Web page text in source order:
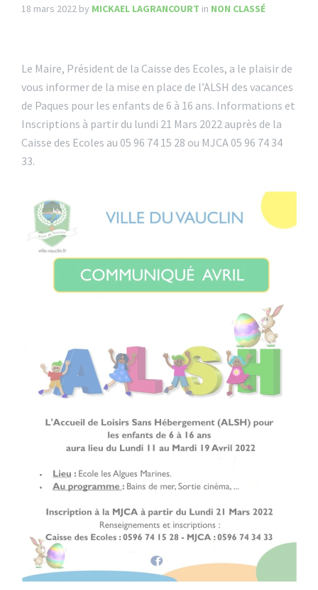
18 mars 2022 by MICKAEL LAGRANCOURT in NON CLASSÉ
Le Maire, Président de la Caisse des Ecoles, a le plaisir de
vous informer de la mise en place de l’ALSH des vacances
de Paques pour les enfants de 6 à 16 ans. Informations et
Inscriptions à partir du lundi 21 Mars 2022 auprès de la
Caisse des Ecoles au 05 96 74 15 28 ou MJCA 05 96 74 34
33.